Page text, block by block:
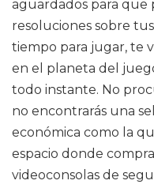
aguardados para que
resoluciones sobre
tiempo para jugar, te
en el planeta del
todo instante. No
no encontrarás una
económica como la
espacio donde
videoconsolas de